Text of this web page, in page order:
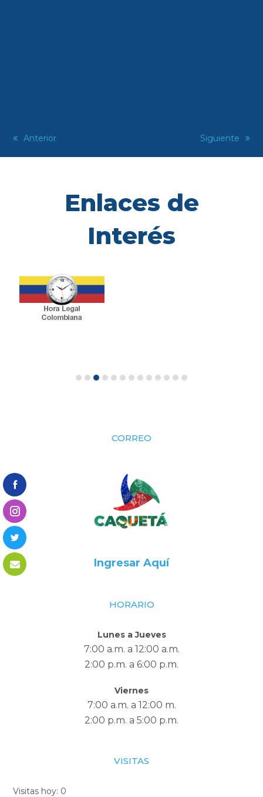
previous
Anterior
next
Siguiente
Enlaces de
Interés
CORREO
Ingresar Aquí
HORARIO
Lunes a Jueves
7:00 a.m. a 12:00 a.m.
2:00 p.m. a 6:00 p.m.
Viernes
7:00 a.m. a 12:00 m.
2:00 p.m. a 5:00 p.m.
VISITAS
Visitas hoy: 0